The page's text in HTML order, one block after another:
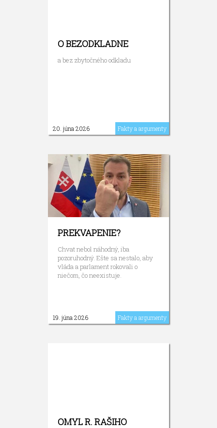
O BEZODKLADNE
a bez zbytočného odkladu
20. júna 2026 Fakty a argumenty
PREKVAPENIE?
Chvat nebol náhodný, iba
pozoruhodný. Ešte sa nestalo, aby
vláda a parlament rokovali o
niečom, čo neexistuje.
19. júna 2026 Fakty a argumenty
OMYL R. RAŠIHO